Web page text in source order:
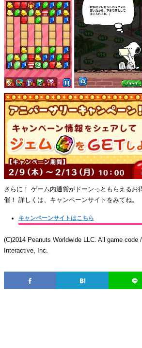
さらに！ ゲーム内通貨がドーンっともらえるお
催！ 詳しくは、キャンペーンサイトをみてね。
キャンペーンサイトはこちら
(C)2014 Peanuts Worldwide LLC. All game code
Interactive, Inc.